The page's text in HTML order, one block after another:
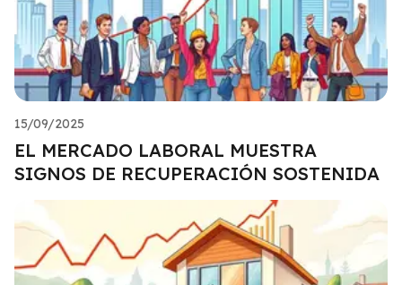
15/09/2025
EL MERCADO LABORAL MUESTRA
SIGNOS DE RECUPERACIÓN SOSTENIDA